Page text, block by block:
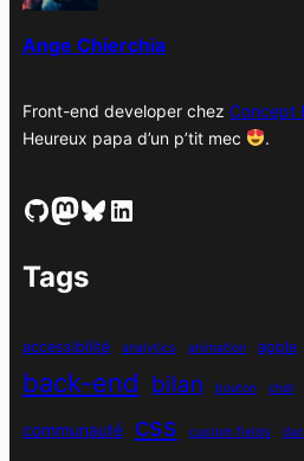
s
Ange Chierchia
Front-end developer chez Concept
Heureux papa d’un p’tit mec
.
GitHub Mastodon Bluesky LinkedIn
Tags
accessibilité analytics animation apple
back-end bilan bouton chat
communauté css custom fields